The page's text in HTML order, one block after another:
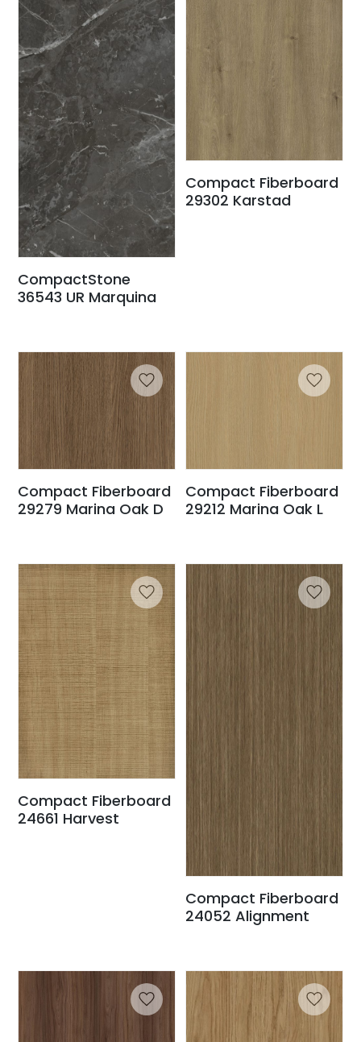
CompactStone
36543 UR Marquina
Compact Fiberboard
29302 Karstad
Compact Fiberboard
29279 Marina Oak D
Compact Fiberboard
29212 Marina Oak L
Compact Fiberboard
24661 Harvest
Compact Fiberboard
24052 Alignment